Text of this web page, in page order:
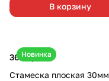
В корзину
Новинка
360 ₽/шт
Стамеска плоская 30мм